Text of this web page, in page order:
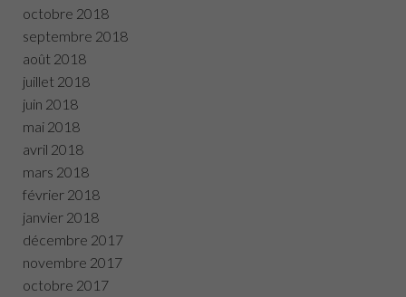
octobre 2018
septembre 2018
août 2018
juillet 2018
juin 2018
mai 2018
avril 2018
mars 2018
février 2018
janvier 2018
décembre 2017
novembre 2017
octobre 2017